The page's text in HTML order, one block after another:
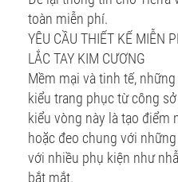
toàn miễn phí.
YÊU CẦU THIẾT KẾ MIỄN
LẮC TAY KIM CƯƠNG
Mềm mại và tinh tế,
kiểu trang phục từ công
kiểu vòng này là tạo điểm
hoặc đeo chung với
với nhiều phụ kiện như
bắt mắt.